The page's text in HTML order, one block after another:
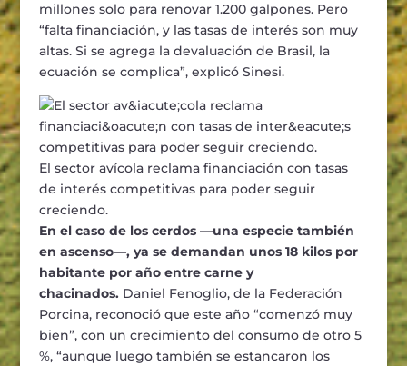
millones solo para renovar 1.200 galpones. Pero
“falta financiación, y las tasas de interés son muy
altas. Si se agrega la devaluación de Brasil, la
ecuación se complica”, explicó Sinesi.
El sector avícola reclama financiación con tasas
de interés competitivas para poder seguir
creciendo.
En el caso de los cerdos —una especie también
en ascenso—, ya se demandan unos 18 kilos por
habitante por año entre carne y
chacinados. Daniel Fenoglio, de la Federación
Porcina, reconoció que este año “comenzó muy
bien”, con un crecimiento del consumo de otro 5
%, “aunque luego también se estancaron los